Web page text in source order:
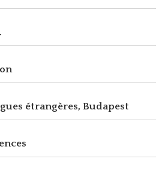
étrangères, Budapest